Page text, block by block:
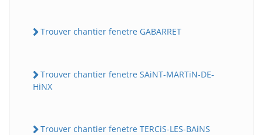
Trouver chantier fenetre GABARRET
Trouver chantier fenetre SAiNT-MARTiN-DE-
HiNX
Trouver chantier fenetre TERCiS-LES-BAiNS